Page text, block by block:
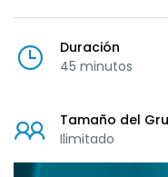
Duración
45 minutos
Tamaño del
Ilimitado